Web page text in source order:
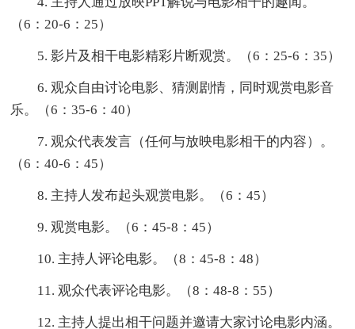
（6：20-6：25）
5. 影片及相干电影精彩片断观赏。（6：25-6：35）
6. 观众自由讨论电影、猜测剧情，同时观赏电影音
乐。（6：35-6：40）
7. 观众代表发言（任何与放映电影相干的内容）。
（6：40-6：45）
8. 主持人发布起头观赏电影。（6：45）
9. 观赏电影。（6：45-8：45）
10. 主持人评论电影。（8：45-8：48）
11. 观众代表评论电影。（8：48-8：55）
12. 主持人提出相干问题并邀请大家讨论电影内涵。